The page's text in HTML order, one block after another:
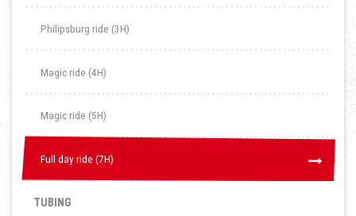
Philipsburg ride (3H)
Magic ride (4H)
Magic ride (5H)
Full day ride (7H)
Full day ride (7H)
TUBING